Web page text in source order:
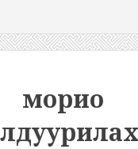
морио